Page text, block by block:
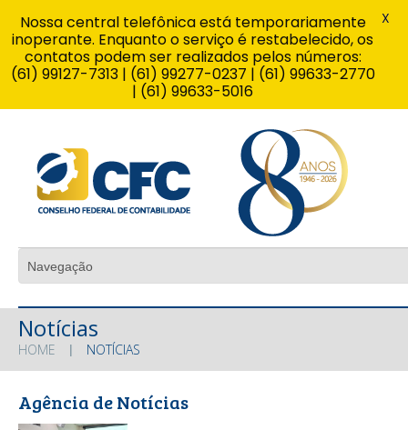
Notícias
HOME NOTÍCIAS
Agência de Notícias
Nossa central telefônica está temporariamente
inoperante. Enquanto o serviço é restabelecido, os
contatos podem ser realizados pelos números:
(61) 99127-7313 | (61) 99277-0237 | (61) 99633-2770
| (61) 99633-5016
X